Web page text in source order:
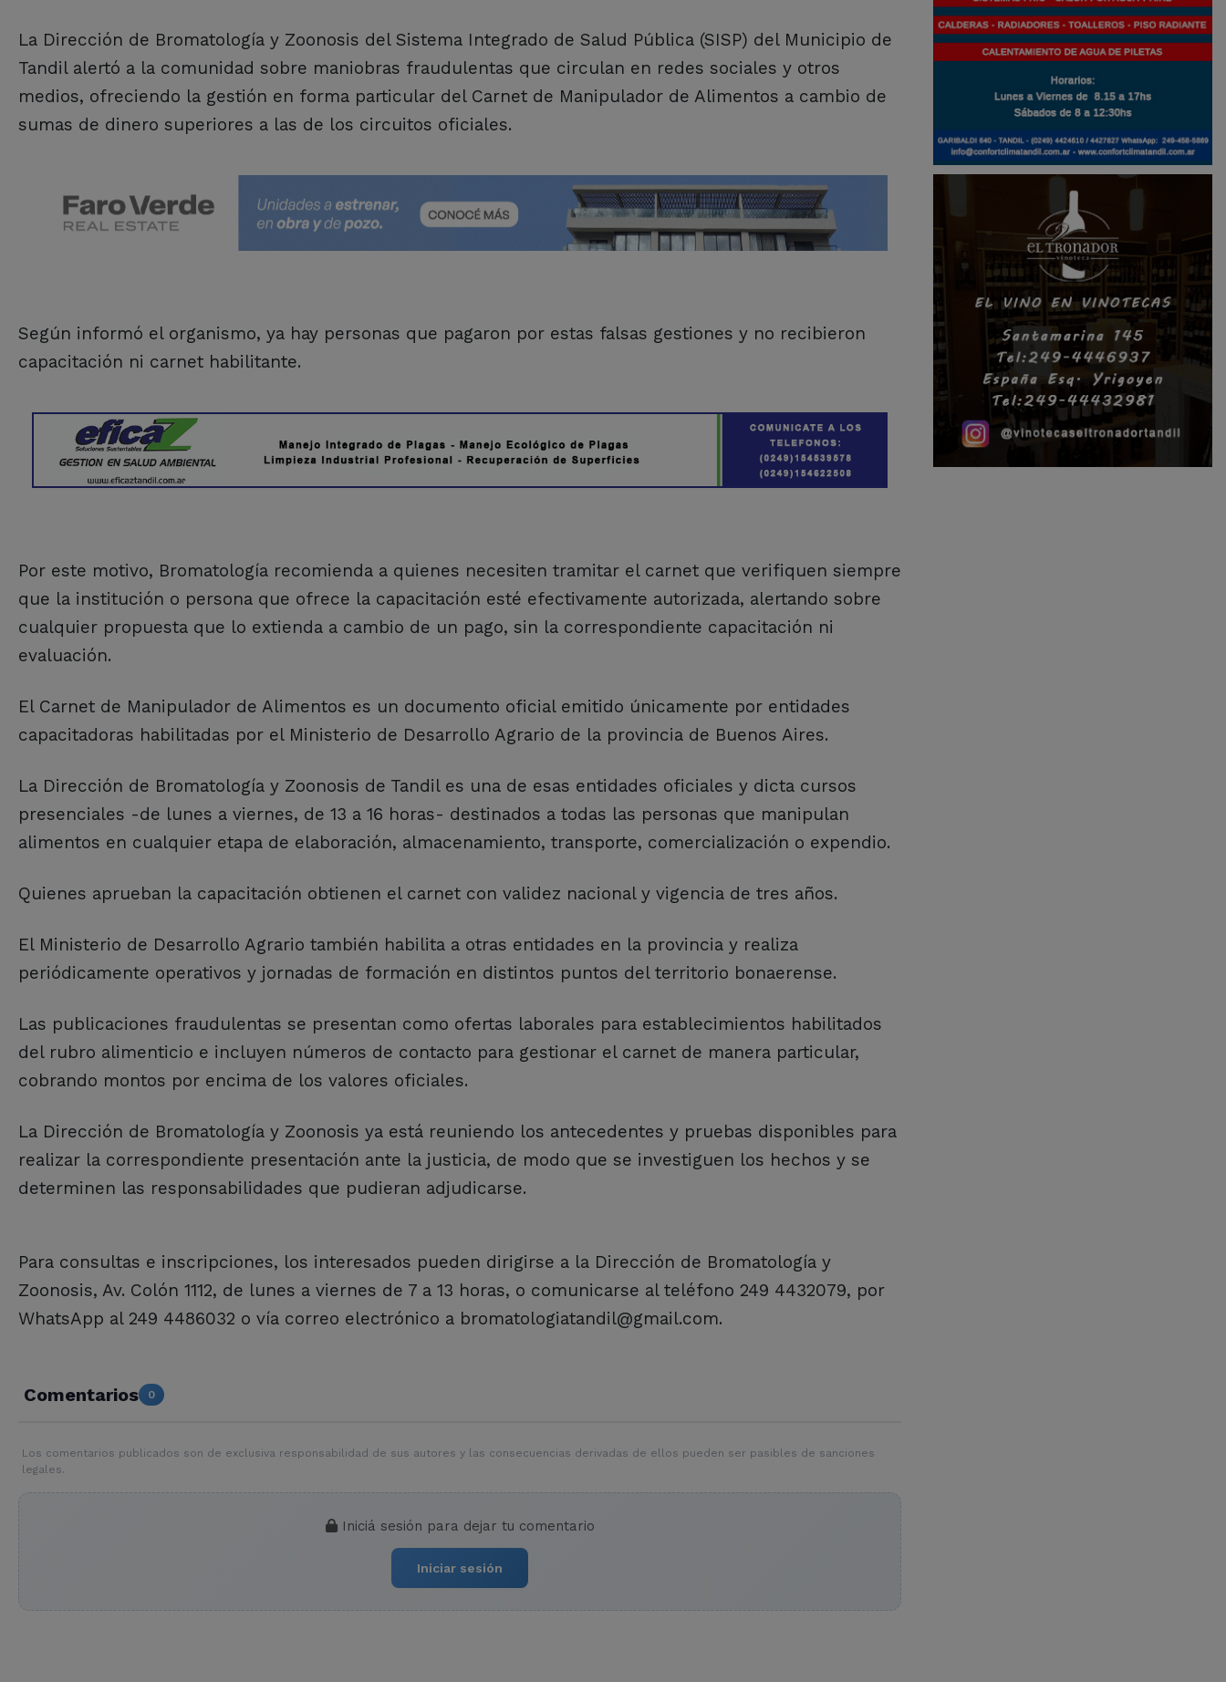
La Dirección de Bromatología y Zoonosis del Sistema Integrado de Salud Pública (SISP) del Municipio de
Tandil alertó a la comunidad sobre maniobras fraudulentas que circulan en redes sociales y otros
medios, ofreciendo la gestión en forma particular del Carnet de Manipulador de Alimentos a cambio de
sumas de dinero superiores a las de los circuitos oficiales.
Según informó el organismo, ya hay personas que pagaron por estas falsas gestiones y no recibieron
capacitación ni carnet habilitante.
Por este motivo, Bromatología recomienda a quienes necesiten tramitar el carnet que verifiquen siempre
que la institución o persona que ofrece la capacitación esté efectivamente autorizada, alertando sobre
cualquier propuesta que lo extienda a cambio de un pago, sin la correspondiente capacitación ni
evaluación.
El Carnet de Manipulador de Alimentos es un documento oficial emitido únicamente por entidades
capacitadoras habilitadas por el Ministerio de Desarrollo Agrario de la provincia de Buenos Aires.
La Dirección de Bromatología y Zoonosis de Tandil es una de esas entidades oficiales y dicta cursos
presenciales -de lunes a viernes, de 13 a 16 horas- destinados a todas las personas que manipulan
alimentos en cualquier etapa de elaboración, almacenamiento, transporte, comercialización o expendio.
Quienes aprueban la capacitación obtienen el carnet con validez nacional y vigencia de tres años.
El Ministerio de Desarrollo Agrario también habilita a otras entidades en la provincia y realiza
periódicamente operativos y jornadas de formación en distintos puntos del territorio bonaerense.
Las publicaciones fraudulentas se presentan como ofertas laborales para establecimientos habilitados
del rubro alimenticio e incluyen números de contacto para gestionar el carnet de manera particular,
cobrando montos por encima de los valores oficiales.
La Dirección de Bromatología y Zoonosis ya está reuniendo los antecedentes y pruebas disponibles para
realizar la correspondiente presentación ante la justicia, de modo que se investiguen los hechos y se
determinen las responsabilidades que pudieran adjudicarse.
Para consultas e inscripciones, los interesados pueden dirigirse a la Dirección de Bromatología y
Zoonosis, Av. Colón 1112, de lunes a viernes de 7 a 13 horas, o comunicarse al teléfono 249 4432079, por
WhatsApp al 249 4486032 o vía correo electrónico a bromatologiatandil@gmail.com.
Comentarios 0
Los comentarios publicados son de exclusiva responsabilidad de sus autores y las consecuencias derivadas de ellos pueden ser pasibles de sanciones
legales.
Iniciá sesión para dejar tu comentario
Iniciar sesión